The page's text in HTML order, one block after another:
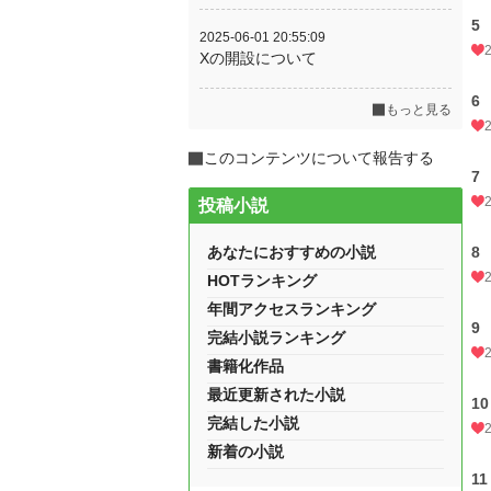
5
6
7
8
9
10
11
2025-06-01 20:55:09
Xの開設について
もっと見る
このコンテンツについて報告する
投稿小説
あなたにおすすめの小説
HOTランキング
年間アクセスランキング
完結小説ランキング
書籍化作品
最近更新された小説
完結した小説
新着の小説